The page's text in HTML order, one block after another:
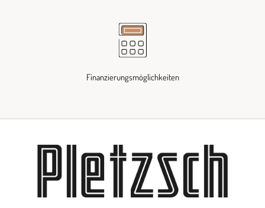
Finanzierungsmöglichkeiten